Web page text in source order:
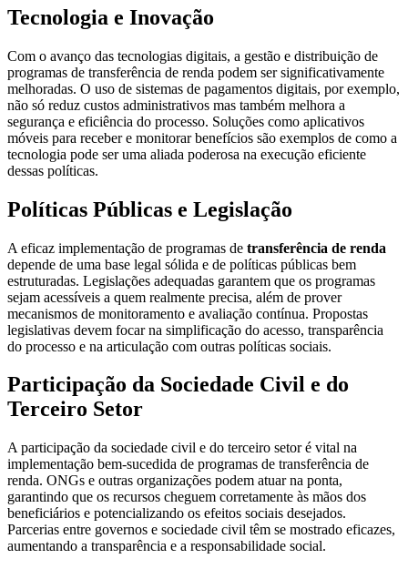
Tecnologia e Inovação
Com o avanço das tecnologias digitais, a gestão e distribuição de
programas de transferência de renda podem ser significativamente
melhoradas. O uso de sistemas de pagamentos digitais, por exemplo,
não só reduz custos administrativos mas também melhora a
segurança e eficiência do processo. Soluções como aplicativos
móveis para receber e monitorar benefícios são exemplos de como a
tecnologia pode ser uma aliada poderosa na execução eficiente
dessas políticas.
Políticas Públicas e Legislação
A eficaz implementação de programas de transferência de renda
depende de uma base legal sólida e de políticas públicas bem
estruturadas. Legislações adequadas garantem que os programas
sejam acessíveis a quem realmente precisa, além de prover
mecanismos de monitoramento e avaliação contínua. Propostas
legislativas devem focar na simplificação do acesso, transparência
do processo e na articulação com outras políticas sociais.
Participação da Sociedade Civil e do
Terceiro Setor
A participação da sociedade civil e do terceiro setor é vital na
implementação bem-sucedida de programas de transferência de
renda. ONGs e outras organizações podem atuar na ponta,
garantindo que os recursos cheguem corretamente às mãos dos
beneficiários e potencializando os efeitos sociais desejados.
Parcerias entre governos e sociedade civil têm se mostrado eficazes,
aumentando a transparência e a responsabilidade social.